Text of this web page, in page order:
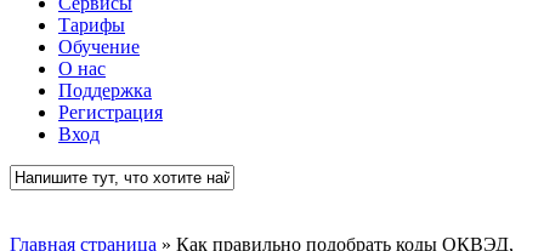
Тарифы
Обучение
О нас
Поддержка
Регистрация
Вход
Главная страница » Как правильно подобрать коды ОКВЭД,